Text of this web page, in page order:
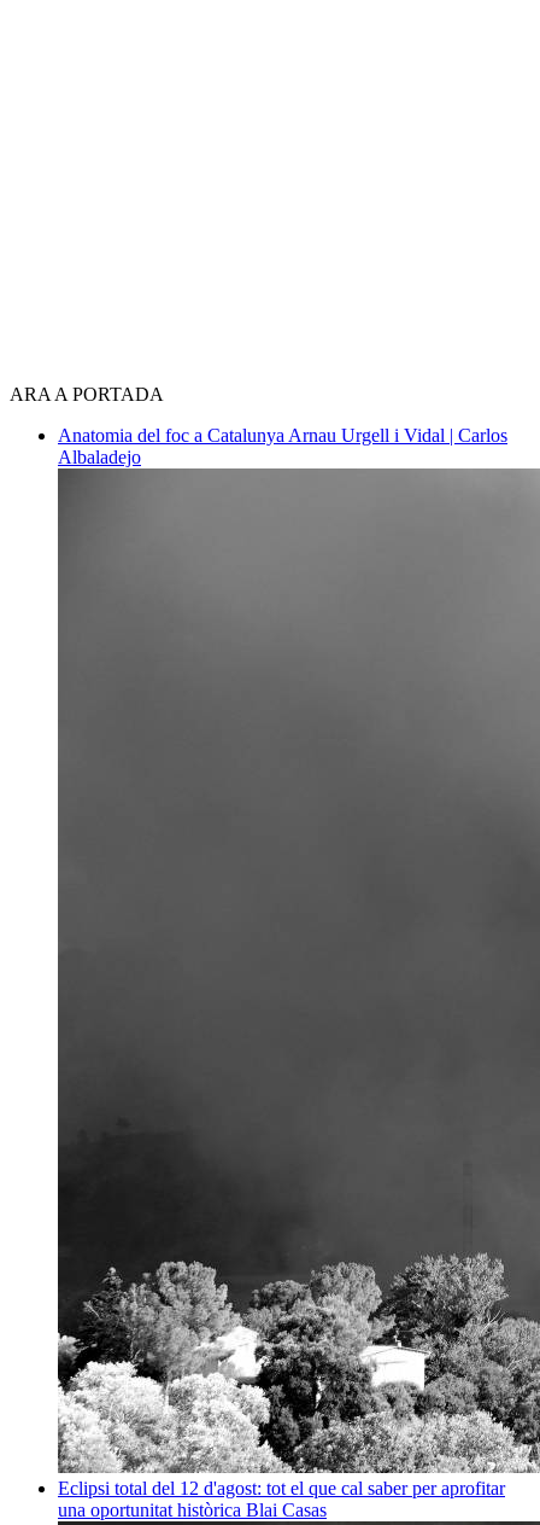
ARA A PORTADA
Anatomia del foc a Catalunya Arnau Urgell i Vidal | Carlos
Albaladejo
Eclipsi total del 12 d'agost: tot el que cal saber per aprofitar
una oportunitat històrica Blai Casas